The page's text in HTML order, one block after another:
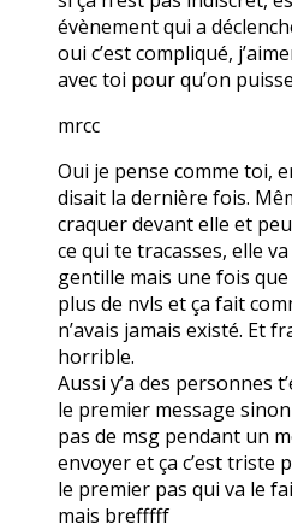
évènement qui a
oui c’est compliqué,
avec toi pour qu’on
mrcc
Oui je pense comme toi,
disait la dernière fois.
craquer devant elle et
ce qui te tracasses, elle
gentille mais une fois
plus de nvls et ça fait
n’avais jamais existé. Et
horrible.
Aussi y’a des personnes
le premier message
pas de msg pendant un
envoyer et ça c’est triste
le premier pas qui va le
mais brefffff